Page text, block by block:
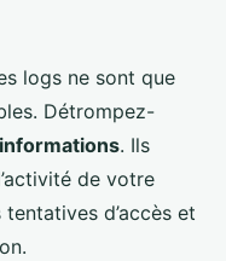
logs ne sont que
Détrompez-
. Ils
de votre
d’accès et